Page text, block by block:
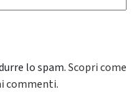
lo spam.Scopri come
commenti.